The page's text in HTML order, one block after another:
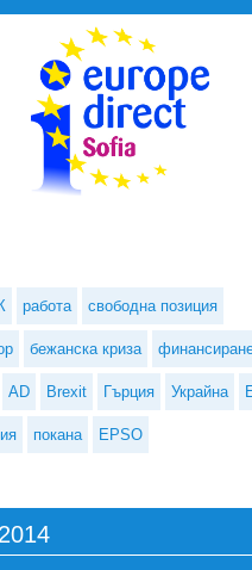
за подмяна на
работа свободна позиция
бежанска криза
AD Brexit Гърция Украйна
покана EPSO